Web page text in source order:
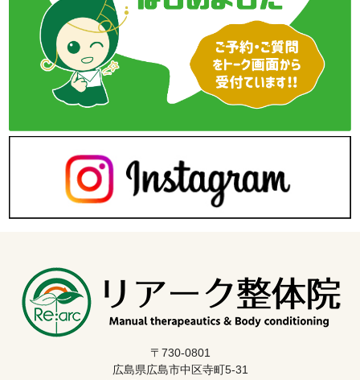
〒730-0801
広島県広島市中区寺町5-31